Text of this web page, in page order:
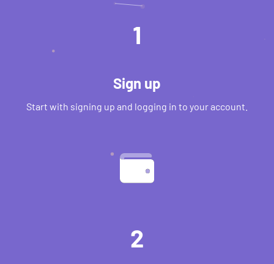
1
Sign up
Start with signing up and logging in to your account.
2